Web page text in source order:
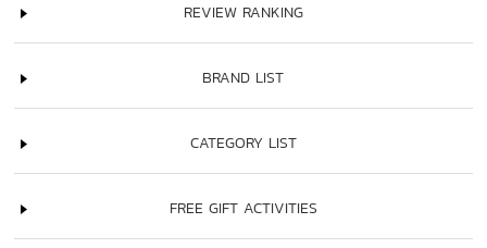
REVIEW RANKING
BRAND LIST
CATEGORY LIST
FREE GIFT ACTIVITIES